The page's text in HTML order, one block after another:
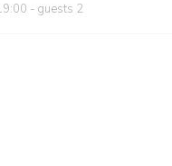
- guests 2